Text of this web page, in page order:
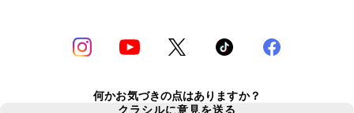
何かお気づきの点はありますか？
クラシルに意見を送る